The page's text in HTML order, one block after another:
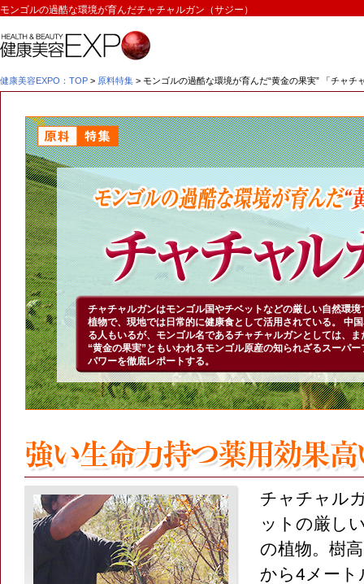
モンゴルの過酷な環境が育んだチャチャルガン（サジー）
健康美容EXPO：TOP > 原料特集 > モンゴルの過酷な環境が育んだ“黄金の果実” 「チャチ
チャチャルガンはモンゴル国やチベットなどの厳しい自然環
植物で、現地では日常的に健康食として活用されている。
中
る人もいるが、モンゴル名であるチャチャルガンとしては、
“黄金の果実”ともいわれるモンゴル原産の知られざるスーパ
パワーを徹底レポートする。
チャチャル
ットの厳し
の植物。樹
から4メート